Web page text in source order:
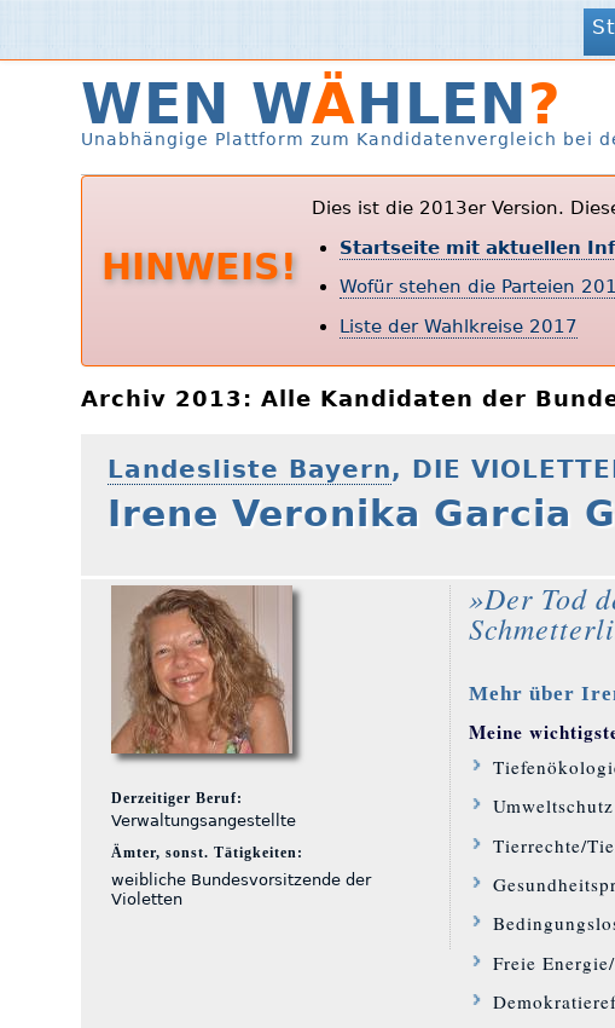
WEN WÄHLEN?
Unabhängige Plattform zum Kandidatenvergleich bei
HINWEIS!
Dies ist die 2013er Version.
Startseite mit aktuellen
Wofür stehen die Parteien
Liste der Wahlkreise 2017
Archiv 2013: Alle Kandidaten der
Landesliste Bayern, DIE
Irene Veronika Garcia
Derzeitiger Beruf:
Verwaltungsangestellte
Ämter, sonst. Tätigkeiten:
weibliche Bundesvorsitzende der
Violetten
»Der Tod
Mehr über
Meine
Umweltschutz
Tierrechte/
Freie